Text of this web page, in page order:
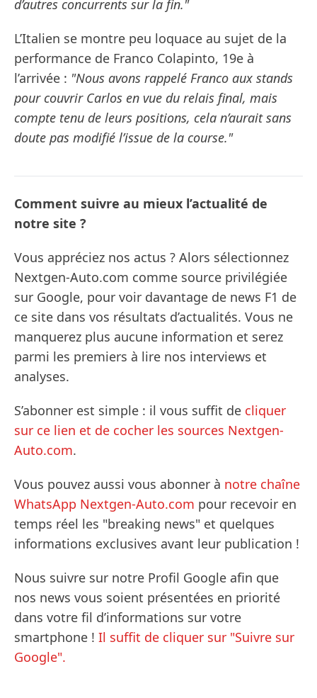
d’autres concurrents sur la fin."
L’Italien se montre peu loquace au sujet de la
performance de Franco Colapinto, 19e à
l’arrivée : "Nous avons rappelé Franco aux stands
pour couvrir Carlos en vue du relais final, mais
compte tenu de leurs positions, cela n’aurait sans
doute pas modifié l’issue de la course."
Comment suivre au mieux l’actualité de
notre site ?
Vous appréciez nos actus ? Alors sélectionnez
Nextgen-Auto.com comme source privilégiée
sur Google, pour voir davantage de news F1 de
ce site dans vos résultats d’actualités. Vous ne
manquerez plus aucune information et serez
parmi les premiers à lire nos interviews et
analyses.
S’abonner est simple : il vous suffit de cliquer
sur ce lien et de cocher les sources Nextgen-
Auto.com.
Vous pouvez aussi vous abonner à notre chaîne
WhatsApp Nextgen-Auto.com pour recevoir en
temps réel les "breaking news" et quelques
informations exclusives avant leur publication !
Nous suivre sur notre Profil Google afin que
nos news vous soient présentées en priorité
dans votre fil d’informations sur votre
smartphone ! Il suffit de cliquer sur "Suivre sur
Google".